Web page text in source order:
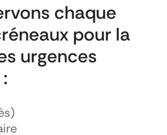
chaque
pour la
urgences